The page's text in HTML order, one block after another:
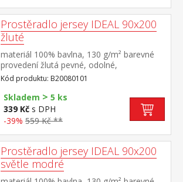
Prostěradlo jersey IDEAL 90x200
žluté
materiál 100% bavlna, 130 g/m² barevné
provedení žlutá pevné, odolné,
stálobarevné, obšito gumou pro matrace
do výšky 25 cm pratelné do 60 °C
Kód produktu: B20080101
Skladem > 5 ks
339 Kč s DPH
-39% 559 Kč **
Prostěradlo jersey IDEAL 90x200
světle modré